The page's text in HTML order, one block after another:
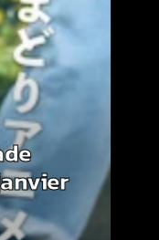
annonce
– The Ninth